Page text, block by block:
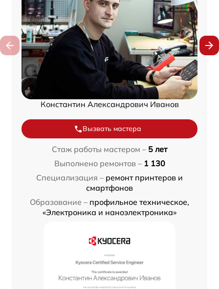
Константин Александрович Иванов
Вызвать мастера
Стаж работы мастером – 5 лет
Выполнено ремонтов – 1 130
Специализация – ремонт принтеров и
смартфонов
Образование – профильное техническое,
«Электроника и наноэлектроника»